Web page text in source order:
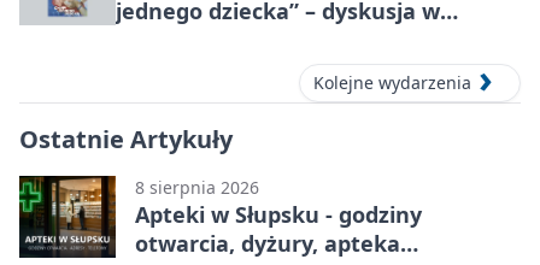
jednego dziecka” – dyskusja w
Kolejne wydarzenia
Ostatnie Artykuły
8 sierpnia 2026
Apteki w Słupsku - godziny
otwarcia, dyżury, apteka